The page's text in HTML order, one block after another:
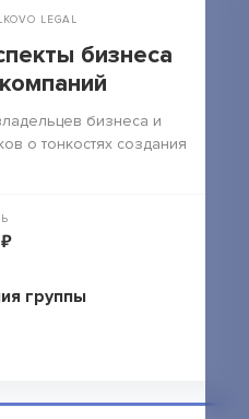
LEGAL
бизнеса
бизнеса и
о тонкостях создания
группы